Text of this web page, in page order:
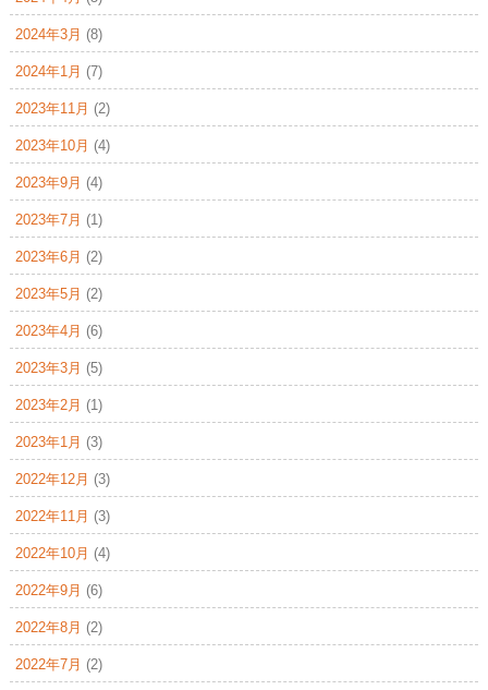
2024年3月 (8)
2024年1月 (7)
2023年11月 (2)
2023年10月 (4)
2023年9月 (4)
2023年7月 (1)
2023年6月 (2)
2023年5月 (2)
2023年4月 (6)
2023年3月 (5)
2023年2月 (1)
2023年1月 (3)
2022年12月 (3)
2022年11月 (3)
2022年10月 (4)
2022年9月 (6)
2022年8月 (2)
2022年7月 (2)